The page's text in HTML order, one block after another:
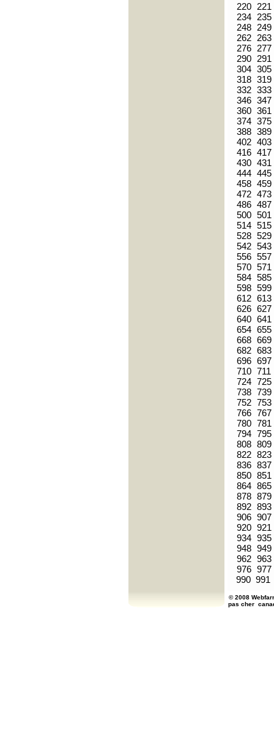
220
221
234
235
248
249
262
263
276
277
290
291
304 305
318 319
332 333
346 347
360 361
374 375
388 389
402 403
416 417
430 431
444 445
458 459
472 473
486 487
500 501
514 515
528 529
542 543
556 557
570 571
584 585
598 599
612 613
626 627
640 641
654 655
668 669
682 683
696 697
710 711
724 725
738 739
752 753
766 767
780 781
794 795
808 809
822 823
836 837
850 851
864 865
878 879
892 893
906 907
920 921
934 935
948 949
962 963
976 977
990 991
© 2008
pas cher